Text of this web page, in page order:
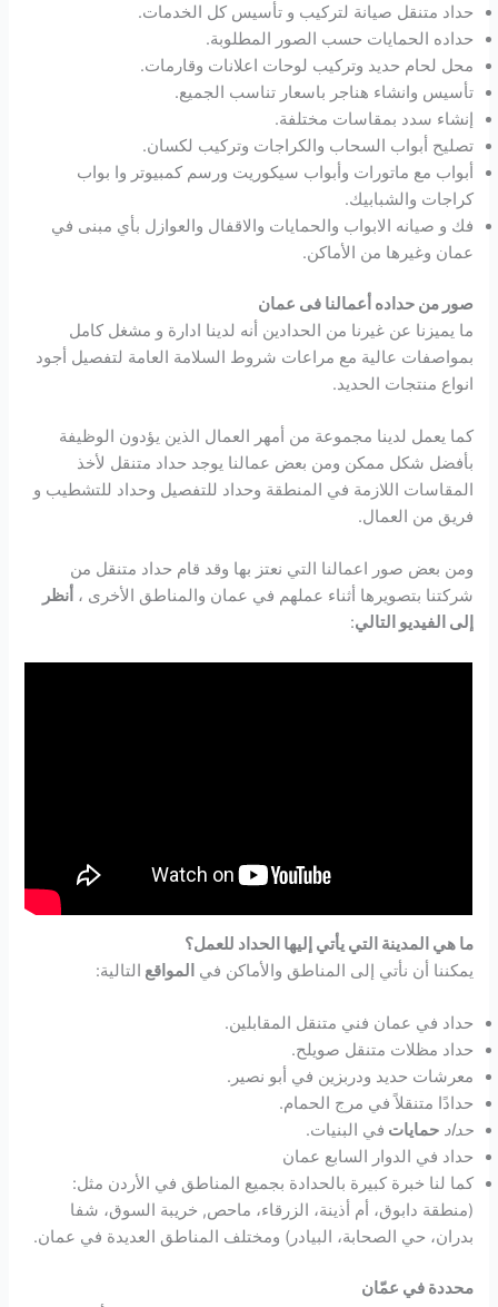
حداد متنقل صيانة لتركيب و تأسيس كل الخدمات.
حداده الحمايات حسب الصور المطلوبة.
محل لحام حديد وتركيب لوحات اعلانات وقارمات.
تأسيس وانشاء هناجر باسعار تناسب الجميع.
إنشاء سدد بمقاسات مختلفة.
تصليح أبواب السحاب والكراجات وتركيب لكسان.
أبواب مع ماتورات وأبواب سيكوريت ورسم كمبيوتر وا بواب
كراجات والشبابيك.
فك و صيانه الابواب والحمايات والاقفال والعوازل بأي مبنى في
عمان وغيرها من الأماكن.
صور من حداده أعمالنا فى عمان
ما يميزنا عن غيرنا من الحدادين أنه لدينا ادارة و مشغل كامل
بمواصفات عالية مع مراعات شروط السلامة العامة لتفصيل أجود
انواع منتجات الحديد.
كما يعمل لدينا مجموعة من أمهر العمال الذين يؤدون الوظيفة
بأفضل شكل ممكن ومن بعض عمالنا يوجد حداد متنقل لأخذ
المقاسات اللازمة في المنطقة وحداد للتفصيل وحداد للتشطيب و
فريق من العمال.
ومن بعض صور اعمالنا التي نعتز بها وقد قام حداد متنقل من
شركتنا بتصويرها أثناء عملهم في عمان والمناطق الأخرى ، أنظر
إلى الفيديو التالي:
ما هي المدينة التي يأتي إليها الحداد للعمل؟
يمكننا أن نأتي إلى المناطق والأماكن في المواقع التالية:
حداد في عمان فني متنقل المقابلين.
حداد مظلات متنقل صويلح.
معرشات حديد ودربزين في أبو نصير.
حدادًا متنقلاً في مرج الحمام.
حدادحمايات في البنيات.
حداد في الدوار السابع عمان
كما لنا خبرة كبيرة بالحدادة بجميع المناطق في الأردن مثل:
(منطقة دابوق، أم أذينة، الزرقاء، ماحص, خريبة السوق، شفا
بدران، حي الصحابة، البيادر) ومختلف المناطق العديدة في عمان.
محددة في عمّان